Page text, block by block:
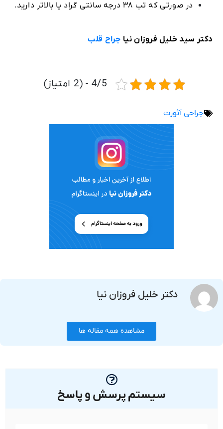
در صورتی که تب ۳۸ درجه سانتی گراد یا بالاتر دارید.
دکتر سید خلیل فروزان نیا جراح قلب
4/5 - (2 امتیاز)
جراحی آئورت
دکتر خلیل فروزان نیا
مشاهده همه مقاله ها
سیستم پرسش و پاسخ